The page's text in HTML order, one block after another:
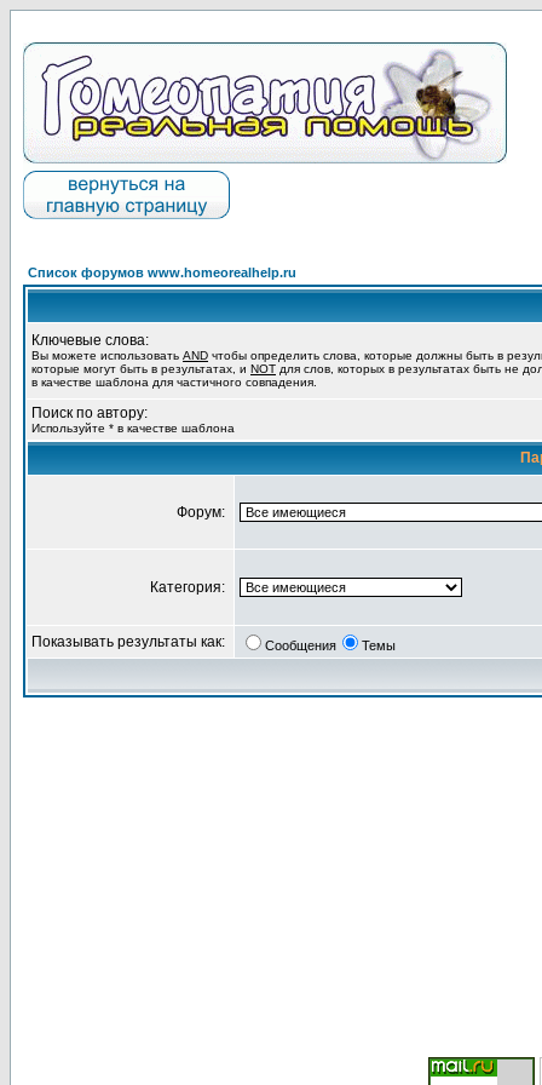
Список форумов www.homeorealhelp.ru
Ключевые слова:
Вы можете использовать AND чтобы определить слова, которые должны быть в
которые могут быть в результатах, и NOT для слов, которых в результатах быть не
в качестве шаблона для частичного совпадения.
Поиск по автору:
Используйте * в качестве шаблона
Форум:
Категория:
Показывать результаты как: Сообщения Темы